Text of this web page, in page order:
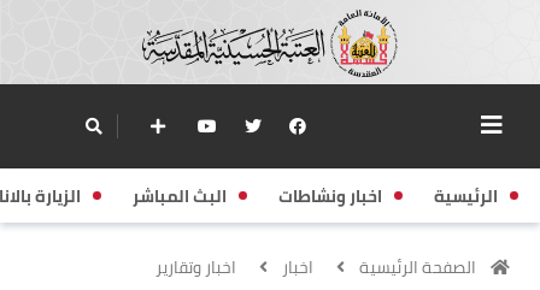
الرئيسية اخبار ونشاطات البث المباشر الزيارة
الصفحة الرئيسية اخبار اخبار وتقارير